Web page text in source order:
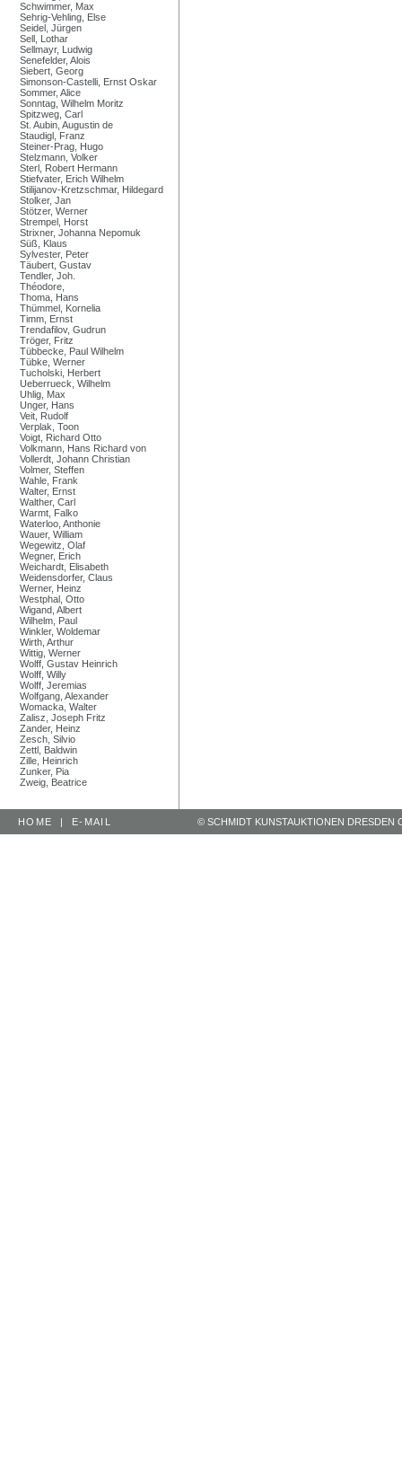
Schwimmer, Max
Sehrig-Vehling, Else
Seidel, Jürgen
Sell, Lothar
Sellmayr, Ludwig
Senefelder, Alois
Siebert, Georg
Simonson-Castelli, Ernst Oskar
Sommer, Alice
Sonntag, Wilhelm Moritz
Spitzweg, Carl
St. Aubin, Augustin de
Staudigl, Franz
Steiner-Prag, Hugo
Stelzmann, Volker
Sterl, Robert Hermann
Stiefvater, Erich Wilhelm
Stilijanov-Kretzschmar, Hildegard
Stolker, Jan
Stötzer, Werner
Strempel, Horst
Strixner, Johanna Nepomuk
Süß, Klaus
Sylvester, Peter
Täubert, Gustav
Tendler, Joh.
Théodore,
Thoma, Hans
Thümmel, Kornelia
Timm, Ernst
Trendafilov, Gudrun
Tröger, Fritz
Tübbecke, Paul Wilhelm
Tübke, Werner
Tucholski, Herbert
Ueberrueck, Wilhelm
Uhlig, Max
Unger, Hans
Veit, Rudolf
Verplak, Toon
Voigt, Richard Otto
Volkmann, Hans Richard von
Vollerdt, Johann Christian
Volmer, Steffen
Wahle, Frank
Walter, Ernst
Walther, Carl
Warmt, Falko
Waterloo, Anthonie
Wauer, William
Wegewitz, Olaf
Wegner, Erich
Weichardt, Elisabeth
Weidensdorfer, Claus
Werner, Heinz
Westphal, Otto
Wigand, Albert
Wilhelm, Paul
Winkler, Woldemar
Wirth, Arthur
Wittig, Werner
Wolff, Gustav Heinrich
Wolff, Willy
Wolff, Jeremias
Wolfgang, Alexander
Womacka, Walter
Zalisz, Joseph Fritz
Zander, Heinz
Zesch, Silvio
Zettl, Baldwin
Zille, Heinrich
Zunker, Pia
Zweig, Beatrice
HOME | E-MAIL © SCHMIDT KUNSTAUKTIONEN DRESDEN